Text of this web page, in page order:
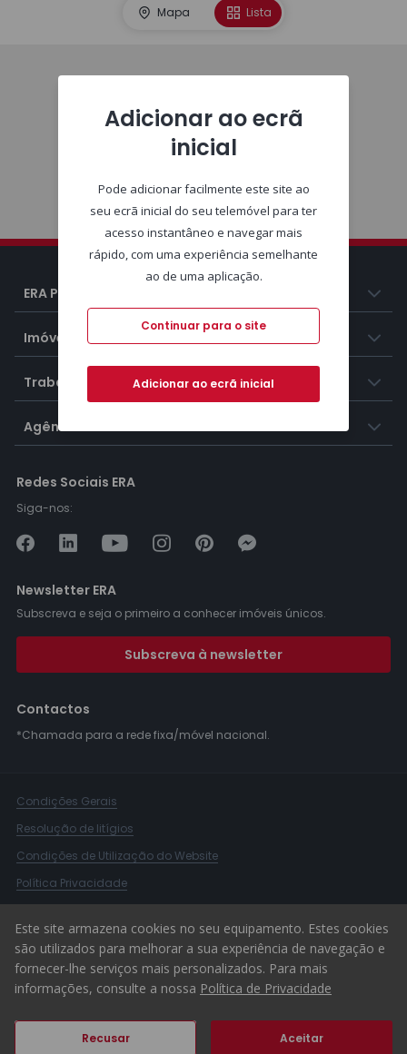
Mapa Lista
ERA Portugal
Imóveis
Trabalhar na ERA
Agências ERA
Redes Sociais ERA
Siga-nos:
Newsletter ERA
Subscreva e seja o primeiro a conhecer imóveis únicos.
Subscreva à newsletter
Contactos
*Chamada para a rede fixa/móvel nacional.
Condições Gerais
Resolução de litígios
Condições de Utilização do Website
Política Privacidade
Canal de Denúncias
© 2026 ERA Portugal
Este site armazena cookies no seu equipamento. Estes cookies
são utilizados para melhorar a sua experiência de navegação e
fornecer-lhe serviços mais personalizados. Para mais
informações, consulte a nossa Política de Privacidade
Recusar Aceitar
Adicionar ao ecrã
inicial
Pode adicionar facilmente este site ao
seu ecrã inicial do seu telemóvel para ter
acesso instantâneo e navegar mais
rápido, com uma experiência semelhante
ao de uma aplicação.
Continuar para o site
Adicionar ao ecrã inicial